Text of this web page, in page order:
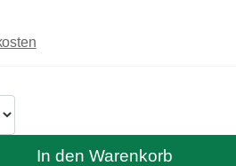
In den Warenkorb